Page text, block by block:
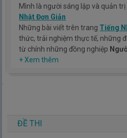
Mình là người sáng lập và quản
Nhật Đơn Giản
Những bài viết trên trang Tiếng
thức, trải nghiệm thực tế, những
từ chính những đồng nghiệp
Hy vọng rằng kinh nghiệm mà
+ Xem thêm
ĐỀ THI